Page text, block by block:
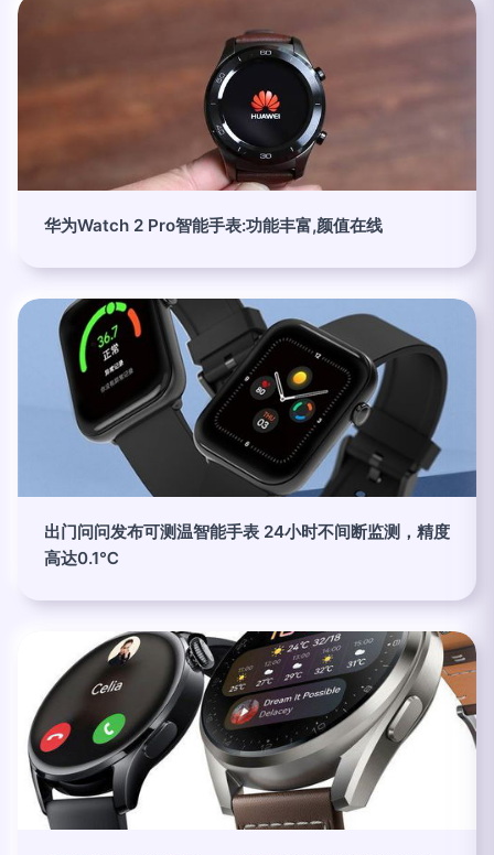
华为Watch 2 Pro智能手表:功能丰富,颜值在线
出门问问发布可测温智能手表 24小时不间断监测，精度
高达0.1℃